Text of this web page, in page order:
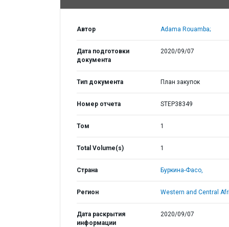
Автор Adama Rouamba;
Дата подготовки
документа
2020/09/07
Тип документа План закупок
Номер отчета STEP38349
Том 1
Total Volume(s) 1
Страна Буркина-Фасо,
Регион Western and Central
Дата раскрытия
информации
2020/09/07